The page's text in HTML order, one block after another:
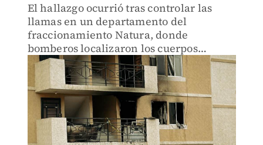
El hallazgo ocurrió tras controlar las
llamas en un departamento del
fraccionamiento Natura, donde
bomberos localizaron los cuerpos
durante las labores de inspección.